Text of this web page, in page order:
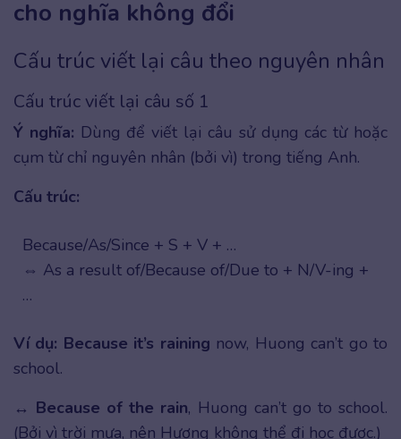
cho nghĩa không đổi
Cấu trúc viết lại câu theo nguyên nhân
Cấu trúc viết lại câu số 1
Ý nghĩa: Dùng để viết lại câu sử dụng các từ hoặc
cụm từ chỉ nguyên nhân (bởi vì) trong tiếng Anh.
Cấu trúc:
Because/As/Since + S + V + …
⇔ As a result of/Because of/Due to + N/V-ing +
…
Ví dụ: Because it’s raining now, Huong can’t go to
school.
↔ Because of the rain, Huong can’t go to school.
(Bởi vì trời mưa, nên Hương không thể đi học được.)